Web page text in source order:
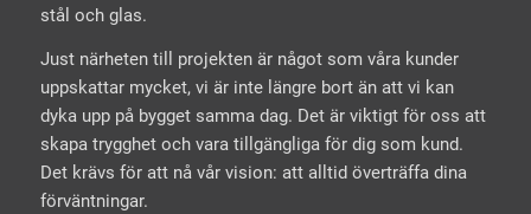
stål och glas.
Just närheten till projekten är något som våra kunder
uppskattar mycket, vi är inte längre bort än att vi kan
dyka upp på bygget samma dag. Det är viktigt för oss att
skapa trygghet och vara tillgängliga för dig som kund.
Det krävs för att nå vår vision: att alltid överträffa dina
förväntningar.